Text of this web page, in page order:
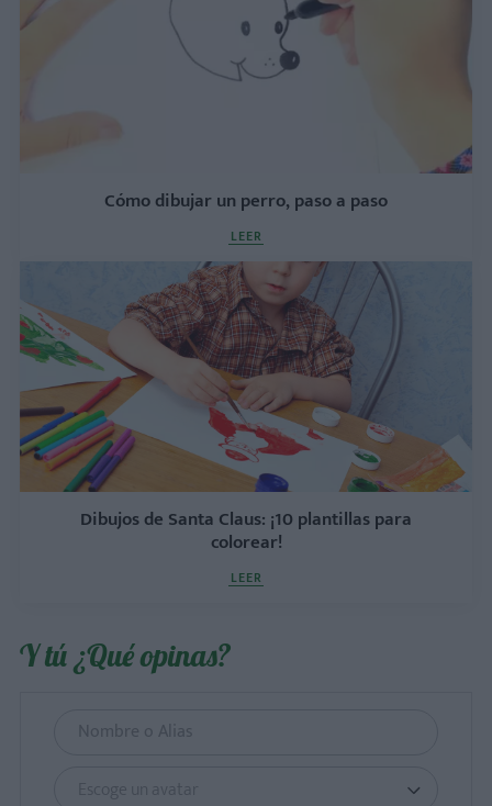
Cómo dibujar un perro, paso a paso
LEER
Dibujos de Santa Claus: ¡10 plantillas para
colorear!
LEER
Y tú ¿Qué opinas?
Escoge un avatar